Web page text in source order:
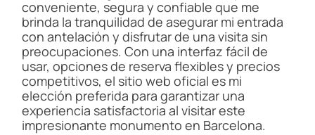
conveniente, segura y confiable que me
brinda la tranquilidad de asegurar mi entrada
con antelación y disfrutar de una visita sin
preocupaciones. Con una interfaz fácil de
usar, opciones de reserva flexibles y precios
competitivos, el sitio web oficial es mi
elección preferida para garantizar una
experiencia satisfactoria al visitar este
impresionante monumento en Barcelona.